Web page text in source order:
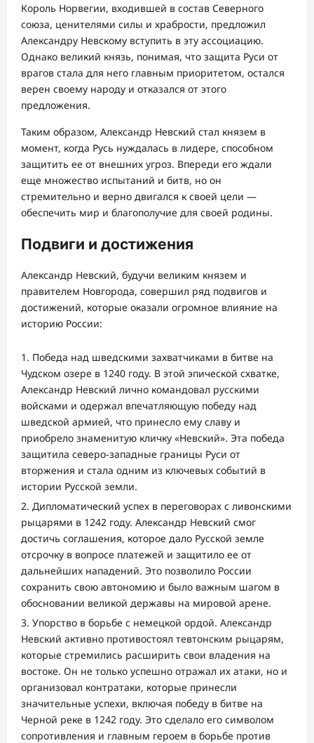
Король Норвегии, входившей в состав Северного
союза, ценителями силы и храбрости, предложил
Александру Невскому вступить в эту ассоциацию.
Однако великий князь, понимая, что защита Руси от
врагов стала для него главным приоритетом, остался
верен своему народу и отказался от этого
предложения.
Таким образом, Александр Невский стал князем в
момент, когда Русь нуждалась в лидере, способном
защитить ее от внешних угроз. Впереди его ждали
еще множество испытаний и битв, но он
стремительно и верно двигался к своей цели —
обеспечить мир и благополучие для своей родины.
Подвиги и достижения
Александр Невский, будучи великим князем и
правителем Новгорода, совершил ряд подвигов и
достижений, которые оказали огромное влияние на
историю России:
Победа над шведскими захватчиками в битве на
Чудском озере в 1240 году. В этой эпической схватке,
Александр Невский лично командовал русскими
войсками и одержал впечатляющую победу над
шведской армией, что принесло ему славу и
приобрело знаменитую кличку «Невский». Эта победа
защитила северо-западные границы Руси от
вторжения и стала одним из ключевых событий в
истории Русской земли.
Дипломатический успех в переговорах с ливонскими
рыцарями в 1242 году. Александр Невский смог
достичь соглашения, которое дало Русской земле
отсрочку в вопросе платежей и защитило ее от
дальнейших нападений. Это позволило России
сохранить свою автономию и было важным шагом в
обосновании великой державы на мировой арене.
Упорство в борьбе с немецкой ордой. Александр
Невский активно противостоял тевтонским рыцарям,
которые стремились расширить свои владения на
востоке. Он не только успешно отражал их атаки, но и
организовал контратаки, которые принесли
значительные успехи, включая победу в битве на
Черной реке в 1242 году. Это сделало его символом
сопротивления и главным героем в борьбе против